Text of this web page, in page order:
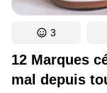
12 Marques
mal depuis
3